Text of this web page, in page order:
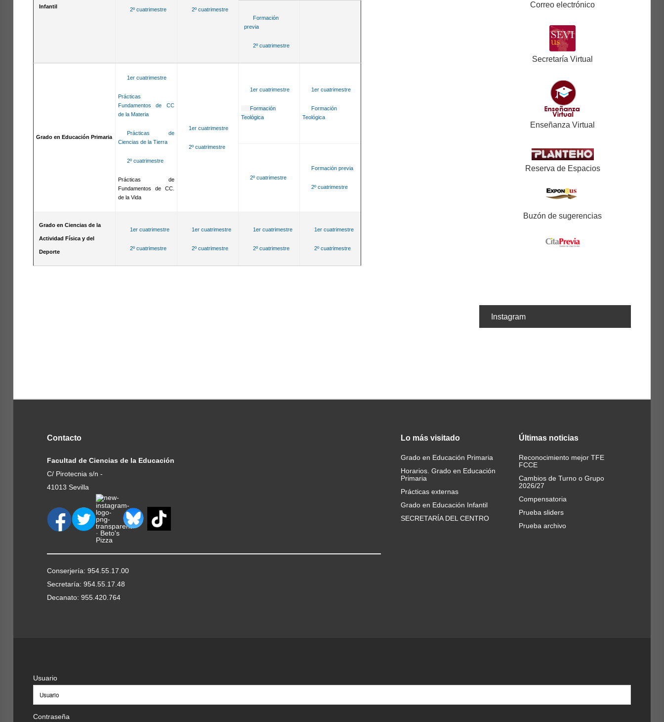
Infantil 2º cuatrimestre 2º cuatrimestre
Formación
previa
2º cuatrimestre
Grado en Educación Primaria
1er cuatrimestre
Prácticas
Fundamentos de CC
de la Materia
Prácticas de
Ciencias de la Tierra
2º cuatrimestre
Prácticas de
Fundamentos de CC.
de la Vida
1er cuatrimestre
2º cuatrimestre
1er cuatrimestre
Formación
Teológica
1er cuatrimestre
Formación
Teológica
2º cuatrimestre
Formación previa
2º cuatrimestre
Grado en Ciencias de la
Actividad Física y del
Deporte
1er cuatrimestre
2º cuatrimestre
1er cuatrimestre
2º cuatrimestre
1er cuatrimestre
2º cuatrimestre
1er cuatrimestre
2º cuatrimestre
Correo electrónico
Secretaría Virtual
Enseñanza Virtual
Reserva de Espacios
Buzón de sugerencias
Instagram
Contacto
Facultad de Ciencias de la Educación
C/ Pirotecnia s/n -
41013 Sevilla
Conserjería: 954.55.17.00
Secretaría: 954.55.17.48
Decanato: 955.420.764
Lo más visitado
Grado en Educación Primaria
Horarios. Grado en Educación
Primaria
Prácticas externas
Grado en Educación Infantil
SECRETARÍA DEL CENTRO
Últimas noticias
Reconocimiento mejor TFE
FCCE
Cambios de Turno o Grupo
2026/27
Compensatoria
Prueba sliders
Prueba archivo
Usuario
Contraseña